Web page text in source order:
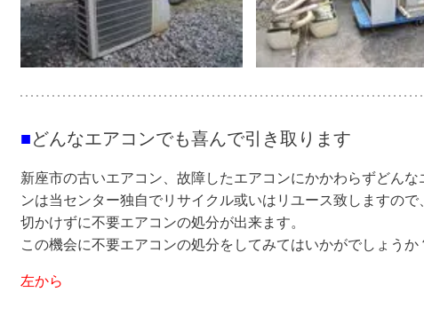
■どんなエアコンでも喜んで引き取ります
新座市の古いエアコン、故障したエアコンにかかわらずどん
ンは当センター独自でリサイクル或いはリユース致しますの
切かけずに不要エアコンの処分が出来ます。
この機会に不要エアコンの処分をしてみてはいかがでしょうか
左から